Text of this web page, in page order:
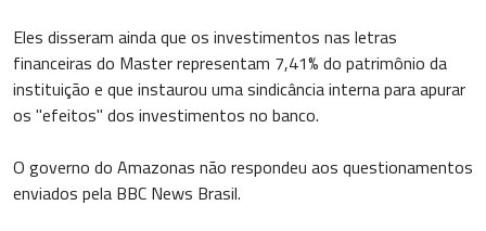
Eles disseram ainda que os investimentos nas letras
financeiras do Master representam 7,41% do patrimônio da
instituição e que instaurou uma sindicância interna para apurar
os "efeitos" dos investimentos no banco.
O governo do Amazonas não respondeu aos questionamentos
enviados pela BBC News Brasil.